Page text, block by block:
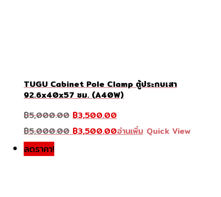
TUGU Cabinet Pole Clamp ตู้ประกบเสา
92.6x40x57 ซม. (A40W)
฿5,000.00 Original
price
was:
฿5,000.00.
฿3,500.00price
is:
฿3,500.00.
฿5,000.00 Original
price
฿3,500.00Current
price
อ่านเพิ่ม Quick View
ลดราคา!